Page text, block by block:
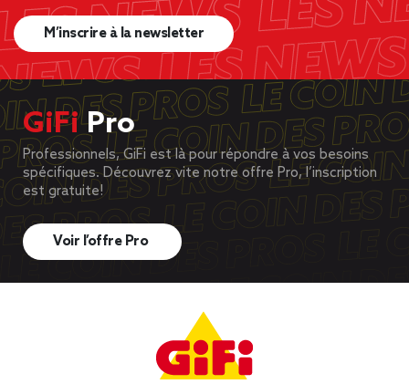
M’inscrire à la newsletter
GiFiPro
Professionnels, GiFi est là pour répondre à vos besoins
spécifiques. Découvrez vite notre offre Pro, l’inscription
est gratuite!
Voir l’offre Pro